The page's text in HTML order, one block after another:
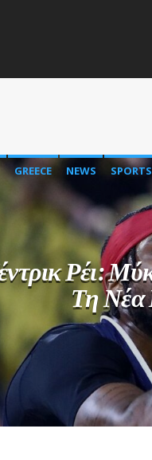
GREECE NEWS SPORTS
Ρέι:
Τη Νέα